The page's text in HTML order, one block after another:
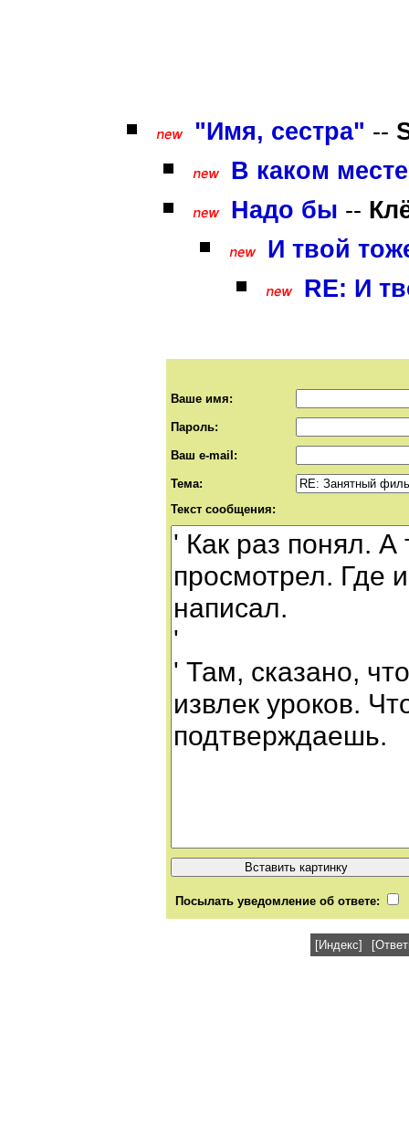
"Имя, сестра" --
В каком
Надо бы --
И твой
RE: И
Ваше имя:
Пароль:
Ваш e-mail:
Тема:
Текст сообщения:
Посылать уведомление об ответе:
[Индекс]